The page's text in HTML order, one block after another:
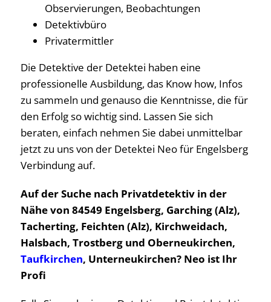
Observierungen, Beobachtungen
Detektivbüro
Privatermittler
Die Detektive der Detektei haben eine
professionelle Ausbildung, das Know how, Infos
zu sammeln und genauso die Kenntnisse, die für
den Erfolg so wichtig sind. Lassen Sie sich
beraten, einfach nehmen Sie dabei unmittelbar
jetzt zu uns von der Detektei Neo für Engelsberg
Verbindung auf.
Auf der Suche nach Privatdetektiv in der
Nähe von 84549 Engelsberg, Garching (Alz),
Tacherting, Feichten (Alz), Kirchweidach,
Halsbach, Trostberg und Oberneukirchen,
Taufkirchen, Unterneukirchen? Neo ist Ihr
Profi